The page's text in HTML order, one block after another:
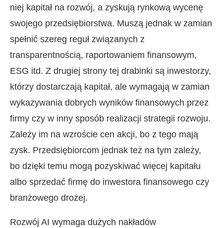
niej kapitał na rozwój, a zyskują rynkową wycenę
swojego przedsiębiorstwa. Muszą jednak w zamian
spełnić szereg reguł związanych z
transparentnością, raportowaniem finansowym,
ESG itd. Z drugiej strony tej drabinki są inwestorzy,
którzy dostarczają kapitał, ale wymagają w zamian
wykazywania dobrych wyników finansowych przez
firmy czy w inny sposób realizacji strategii rozwoju.
Zależy im na wzroście cen akcji, bo z tego mają
zysk. Przedsiębiorcom jednak też na tym zależy,
bo dzięki temu mogą pozyskiwać więcej kapitału
albo sprzedać firmę do inwestora finansowego czy
branżowego drożej.
Rozwój AI wymaga dużych nakładów